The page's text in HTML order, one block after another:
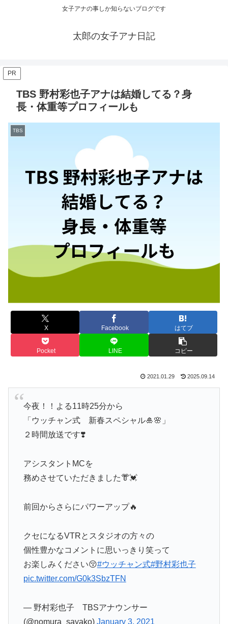
女子アナの事しか知らないブログです
太郎の女子アナ日記
PR
TBS 野村彩也子アナは結婚してる？身
長・体重等プロフィールも
TBS
X Facebook はてブ
Pocket LINE コピー
2021.01.29 2025.09.14
今夜！！よる11時25分から
「ウッチャン式 新春スペシャル🎍🌸」
２時間放送です❣️
アシスタントMCを
務めさせていただきました👘💓
前回からさらにパワーアップ🔥
クセになるVTRとスタジオの方々の
個性豊かなコメントに思いっきり笑って
お楽しみください😚#ウッチャン式#野村彩也子
pic.twitter.com/G0k3SbzTFN
— 野村彩也子 TBSアナウンサー
(@nomura_sayako) January 3, 2021